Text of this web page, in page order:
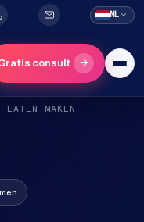
NL
consult →
LATEN MAKEN